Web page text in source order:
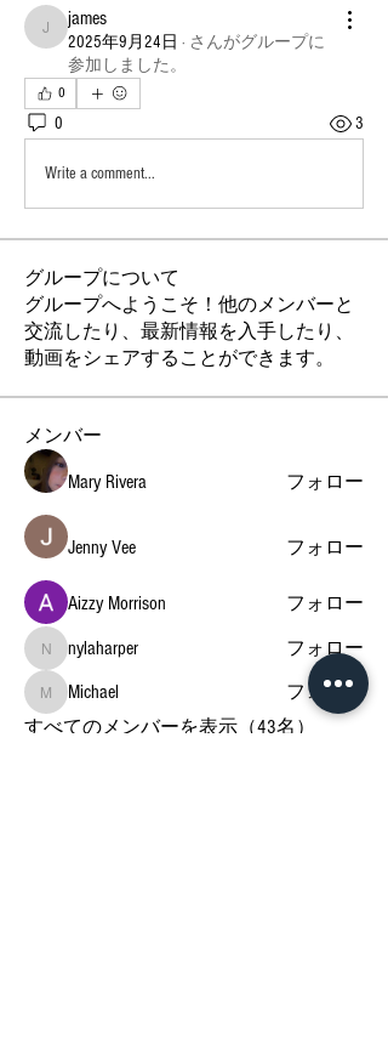
james
james
2025年9月24日 · さんがグループに
参加しました。
0
0 3
Write a comment...
グループについて
グループへようこそ！他のメンバーと
交流したり、最新情報を入手したり、
動画をシェアすることができます。
メンバー
Mary Rivera フォロー
Jenny Vee フォロー
Aizzy Morrison フォロー
nylaharper
nylaharper フォロー
MichaelMichael
フォロー
すべてのメンバーを表示（43名）